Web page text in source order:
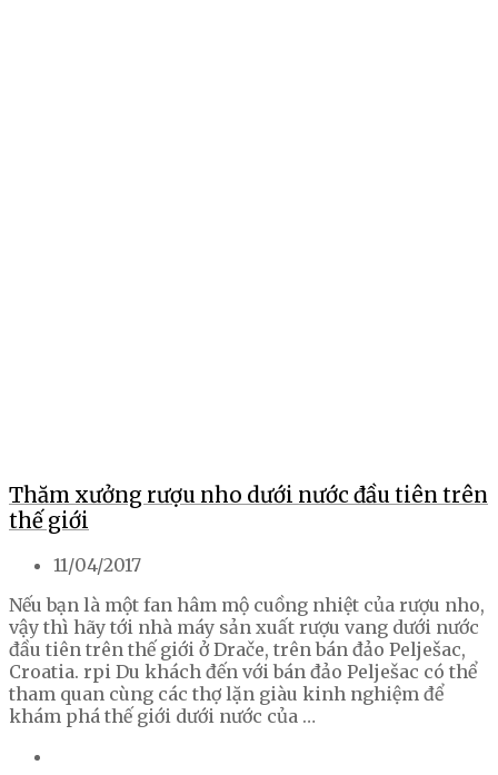
Thăm xưởng rượu nho dưới nước đầu tiên trên
thế giới
11/04/2017
Nếu bạn là một fan hâm mộ cuồng nhiệt của rượu nho,
vậy thì hãy tới nhà máy sản xuất rượu vang dưới nước
đầu tiên trên thế giới ở Drače, trên bán đảo Pelješac,
Croatia. rpi Du khách đến với bán đảo Pelješac có thể
tham quan cùng các thợ lặn giàu kinh nghiệm để
khám phá thế giới dưới nước của …